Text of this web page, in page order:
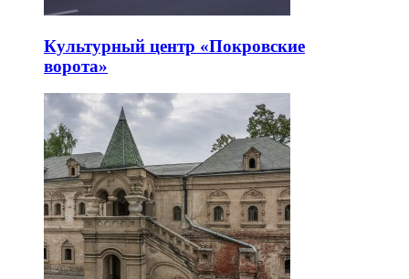
Культурный центр «Покровские
ворота»